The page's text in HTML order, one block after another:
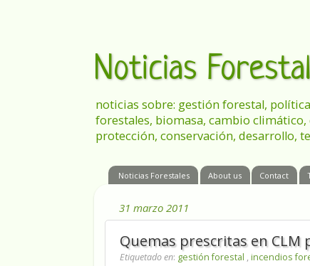
Noticias
noticias sobre: gestión forestal,
forestales, biomasa, cambio climático,
protección, conservación, desarrollo,
Noticias Forestales About us Contact
31 marzo 2011
Quemas prescritas en
Etiquetado en: gestión forestal , incendios